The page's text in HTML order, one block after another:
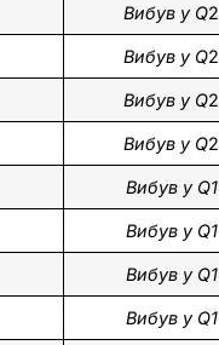
Вибув у Q2
Вибув у Q2
Вибув у Q2
Вибув у Q2
Вибув у Q1
Вибув у Q1
Вибув у Q1
Вибув у Q1